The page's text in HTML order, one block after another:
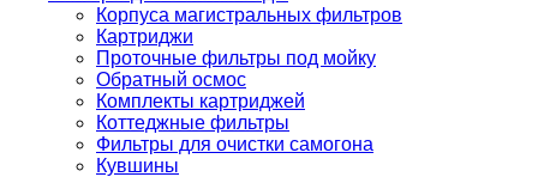
Корпуса магистральных фильтров
Картриджи
Проточные фильтры под мойку
Обратный осмос
Комплекты картриджей
Коттеджные фильтры
Фильтры для очистки самогона
Кувшины